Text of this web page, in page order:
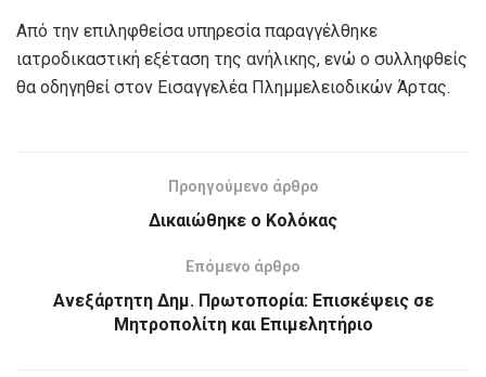
Από την επιληφθείσα υπηρεσία παραγγέλθηκε
ιατροδικαστική εξέταση της ανήλικης, ενώ ο συλληφθείς
θα οδηγηθεί στον Εισαγγελέα Πλημμελειοδικών Άρτας.
Προηγούμενο άρθρο
Δικαιώθηκε ο Κολόκας
Επόμενο άρθρο
Ανεξάρτητη Δημ. Πρωτοπορία: Επισκέψεις σε
Μητροπολίτη και Επιμελητήριο